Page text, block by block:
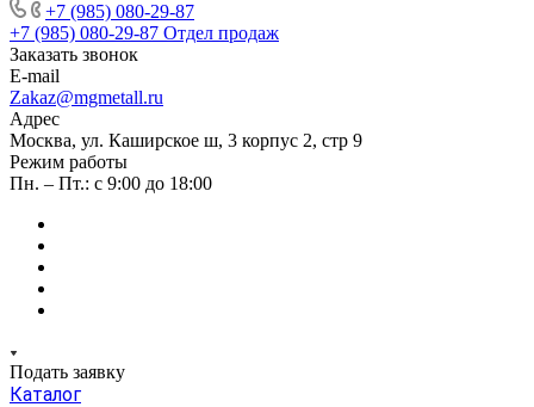
+7 (985) 080-29-87
+7 (985) 080-29-87 Отдел продаж
Заказать звонок
E-mail
Zakaz@mgmetall.ru
Адрес
Москва, ул. Каширское ш, 3 корпус 2, стр 9
Режим работы
Пн. – Пт.: с 9:00 до 18:00
Подать заявку
Каталог